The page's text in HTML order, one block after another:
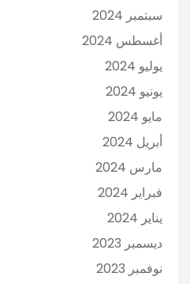
سبتمبر 2024
أغسطس 2024
يوليو 2024
يونيو 2024
مايو 2024
أبريل 2024
مارس 2024
فبراير 2024
يناير 2024
ديسمبر 2023
نوفمبر 2023